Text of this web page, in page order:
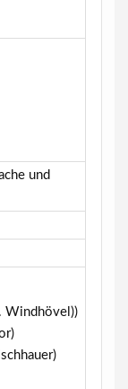
und
Windhövel))